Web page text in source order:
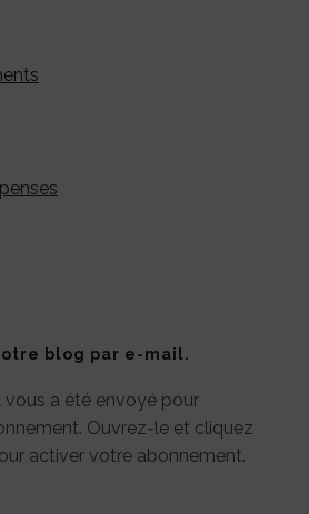
blog par e-mail.
vous a été envoyé pour
Ouvrez-le et cliquez
activer votre abonnement.